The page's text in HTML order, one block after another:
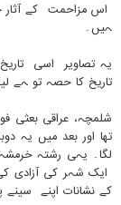
اس مزاحمت کے آثار
ہیں۔
یہ تصاویر اسی
تاریخ کا حصہ تو ہے
شلمچہ، عراقی بعثی
تھا اور بعد میں یہ
لگا۔ یہی رشتہ
ایک شہر کی آزادی
کے نشانات اپنے سینے